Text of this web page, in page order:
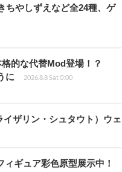
ちやしずえなど全24種、ゲ
的な代替Mod登場！？
に
2026.8.8 Sat 0:00
ザリン・シュタウト）ウェ
ギュア彩色原型展示中！